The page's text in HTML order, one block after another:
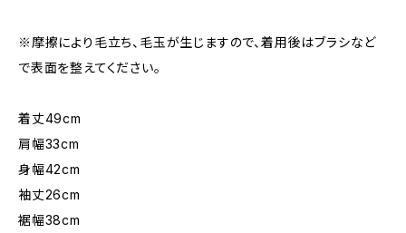
※摩擦により毛立ち、毛玉が生じますので、着用後はブラシなど
で表面を整えてください。
着丈49cm
肩幅33cm
身幅42cm
袖丈26cm
裾幅38cm